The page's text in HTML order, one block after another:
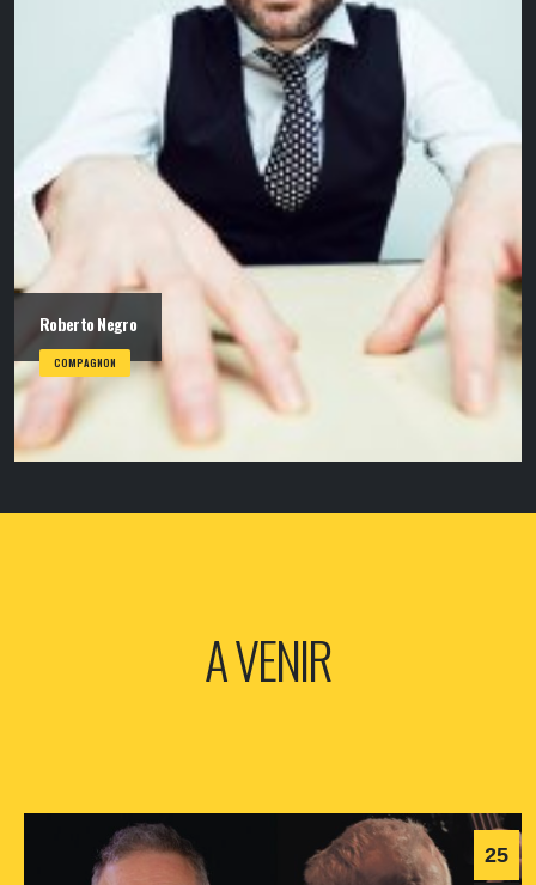
Roberto Negro
COMPAGNON
A VENIR
25